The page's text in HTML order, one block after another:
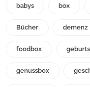
babys box
Bücher demenz
foodbox
genussbox